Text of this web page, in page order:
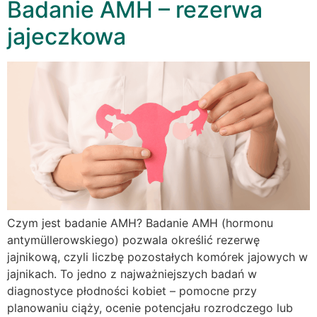
Badanie AMH – rezerwa
jajeczkowa
Czym jest badanie AMH? Badanie AMH (hormonu
antymüllerowskiego) pozwala określić rezerwę
jajnikową, czyli liczbę pozostałych komórek jajowych w
jajnikach. To jedno z najważniejszych badań w
diagnostyce płodności kobiet – pomocne przy
planowaniu ciąży, ocenie potencjału rozrodczego lub